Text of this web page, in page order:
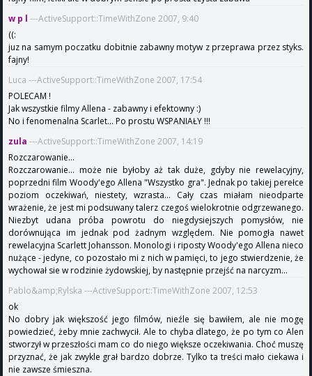
w p l ---ActiveSupport::TimeWithZone 2007, 9:40
((:
juz na samym poczatku dobitnie zabawny motyw z przeprawa przez styks.
fajny!
Luca ---ActiveSupport::TimeWithZone 2007, 17:54
POLECAM !
Jak wszystkie filmy Allena - zabawny i efektowny :)
No i fenomenalna Scarlet... Po prostu WSPANIAŁY !!!
zula ---ActiveSupport::TimeWithZone 2007, 14:19
Rozczarowanie...
Rozczarowanie... może nie byłoby aż tak duże, gdyby nie rewelacyjny,
poprzedni film Woody'ego Allena "Wszystko gra". Jednak po takiej perełce
poziom oczekiwań, niestety, wzrasta... Cały czas miałam nieodparte
wrażenie, że jest mi podsuwany talerz czegoś wielokrotnie odgrzewanego.
Niezbyt udana próba powrotu do niegdysiejszych pomysłów, nie
dorównująca im jednak pod żadnym względem. Nie pomogła nawet
rewelacyjna Scarlett Johansson. Monologi i riposty Woody'ego Allena nieco
nużące - jedyne, co pozostało mi z nich w pamięci, to jego stwierdzenie, że
wychował sie w rodzinie żydowskiej, by następnie przejść na narcyzm...
Pablo&amp;Rylska ---ActiveSupport::TimeWithZone 2007, 12:53
ok
No dobry jak większość jego filmów, nieźle się bawiłem, ale nie mogę
powiedzieć, żeby mnie zachwycił. Ale to chyba dlatego, że po tym co Alen
stworzył w przeszłości mam co do niego większe oczekiwania. Choć muszę
przyznać, że jak zwykle grał bardzo dobrze. Tylko ta treści mało ciekawa i
nie zawsze śmieszna.